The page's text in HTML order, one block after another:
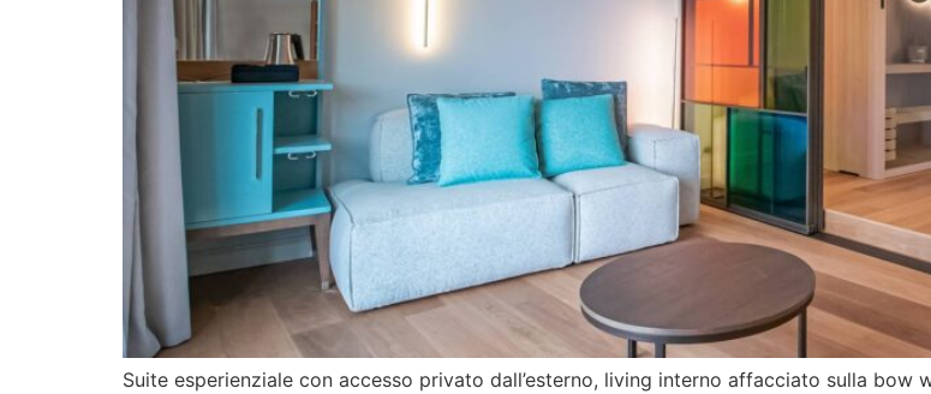
Suite esperienziale con accesso privato dall’esterno, living interno affacciato sulla bow